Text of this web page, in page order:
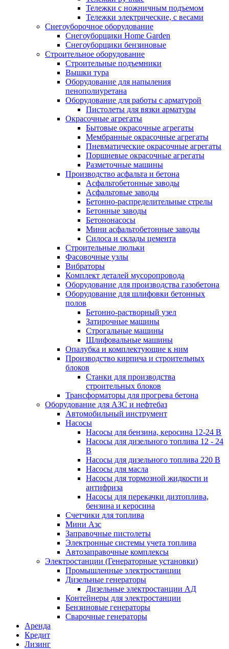
Тележки с ножничным подъемом
Тележки электрические, с весами
Снегоуборочное оборудование
Снегоуборщики Home Garden
Снегоуборщики бензиновые
Строительное оборудование
Cтроительные подъемники
Вышки тура
Оборудование для напыления
пенополиуретана
Оборудование для работы с арматурой
Пистолеты для вязки арматуры
Окрасочные агрегаты
Бытовые окрасочные агрегаты
Мембранные окрасочные агрегаты
Пневматические окрасочные агрегаты
Поршневые окрасочные агрегаты
Разметочные машины
Производство асфальта и бетона
Асфальтобетонные заводы
Асфальтовые заводы
Бетонно-распределительные стрелы
Бетонные заводы
Бетононасосы
Мини асфальтобетонные заводы
Силоса и склады цемента
Строительные люльки
Фасовочные узлы
Вибраторы
Комплект деталей мусоропровода
Оборудование для производства газобетона
Оборудование для шлифовки бетонных
полов
Бетонно-растворный узел
Затирочные машины
Строгальные машины
Шлифовальные машины
Опалубка и комплектующие к ним
Производство кирпича и строительных
блоков
Cтанки для производства
строительных блоков
Трансформаторы для прогрева бетона
Оборудование для АЗС и нефтебаз
Автомобильный инструмент
Насосы
Насосы для бензина, керосина 12-24 В
Насосы для дизельного топлива 12 - 24
В
Насосы для дизельного топлива 220 В
Насосы для масла
Насосы для тормозной жидкости и
антифриза
Насосы для перекачки дизтоплива,
бензина и керосина
Счетчики для топлива
Мини Азс
Заправочные пистолеты
Электронные системы учета топлива
Автозаправочные комплексы
Электростанции (Генераторные установки)
Промышленные электростанции
Дизельные генераторы
Дизельные электростанции АД
Контейнеры для электростанции
Бензиновые генераторы
Сварочные генераторы
Аренда
Кредит
Лизинг